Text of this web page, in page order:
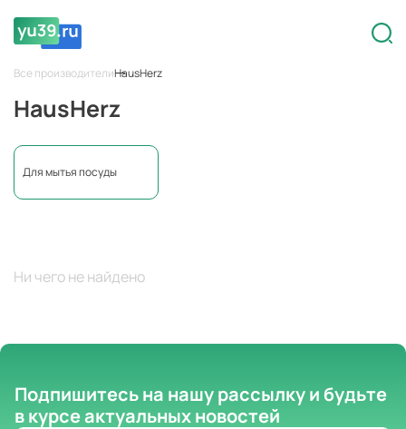
Все производителиHausHerz
HausHerz
Для мытья посуды
Ни чего не найдено
Подпишитесь на нашу рассылкуи будьте
в курсе актуальных новостей